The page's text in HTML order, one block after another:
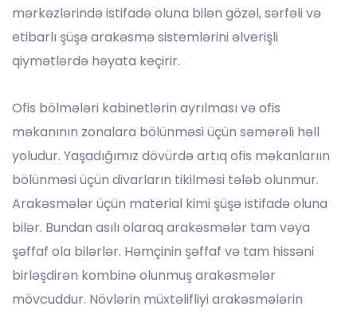
mərkəzlərində istifadə oluna bilən gözəl, sərfəli və
etibarlı şüşə arakəsmə sistemlərini əlverişli
qiymətlərdə həyata keçirir.
Ofis bölmələri kabinetlərin ayrılması və ofis
məkanının zonalara bölünməsi üçün səmərəli həll
yoludur. Yaşadığımız dövürdə artıq ofis məkanlarıın
bölünməsi üçün divarların tikilməsi tələb olunmur.
Arakəsmələr üçün material kimi şüşə istifadə oluna
bilər. Bundan asılı olaraq arakəsmələr tam vəya
şəffaf ola bilərlər. Həmçinin şəffaf və tam hissəni
birləşdirən kombinə olunmuş arakəsmələr
mövcuddur. Növlərin müxtəlifliyi arakəsmələrin